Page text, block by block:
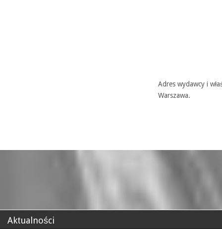
Adres wydawcy i
Warszawa.
Aktualności